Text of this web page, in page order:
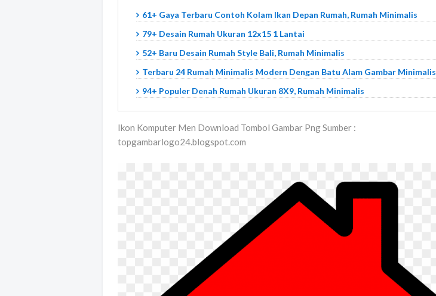
61+ Gaya Terbaru Contoh Kolam Ikan Depan Rumah, Rumah Minimalis
79+ Desain Rumah Ukuran 12x15 1 Lantai
52+ Baru Desain Rumah Style Bali, Rumah Minimalis
Terbaru 24 Rumah Minimalis Modern Dengan Batu Alam Gambar Minimalis
94+ Populer Denah Rumah Ukuran 8X9, Rumah Minimalis
Ikon Komputer Men Download Tombol Gambar Png Sumber :
topgambarlogo24.blogspot.com